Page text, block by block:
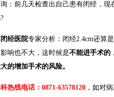
前几天检查出自己患有闭经，现
经医院专家分析：闭经2.4cm还算
响也不大，这时候是不能进手术的
的增加手术的风险。
热线电话：0871-63578120 ，如对